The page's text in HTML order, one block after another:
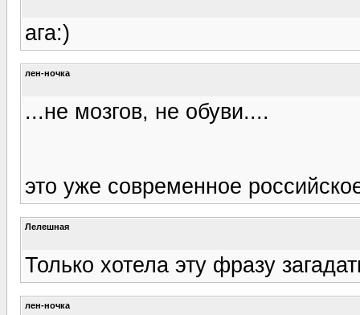
ага:)
лен-ночка
...не мозгов, не обуви....
это уже современное
Лелешная
Только хотела эту фразу
лен-ночка